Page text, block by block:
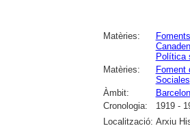
Matèries: Foments
Política
Matèries:
Foment
Sociales
Àmbit:
Cronologia:
1919 -
Localització: Arxiu